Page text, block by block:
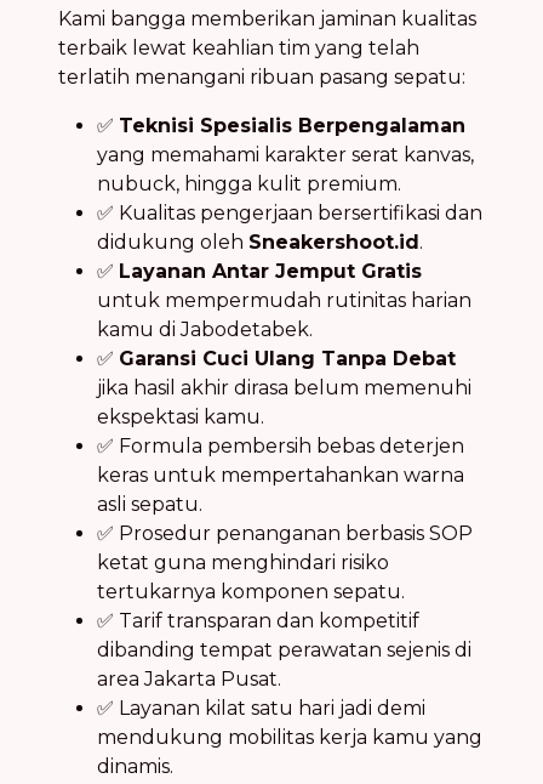
Kami bangga memberikan jaminan kualitas
terbaik lewat keahlian tim yang telah
terlatih menangani ribuan pasang sepatu:
✅ Teknisi Spesialis Berpengalaman
yang memahami karakter serat kanvas,
nubuck, hingga kulit premium.
✅ Kualitas pengerjaan bersertifikasi dan
didukung oleh Sneakershoot.id.
✅ Layanan Antar Jemput Gratis
untuk mempermudah rutinitas harian
kamu di Jabodetabek.
✅ Garansi Cuci Ulang Tanpa Debat
jika hasil akhir dirasa belum memenuhi
ekspektasi kamu.
✅ Formula pembersih bebas deterjen
keras untuk mempertahankan warna
asli sepatu.
✅ Prosedur penanganan berbasis SOP
ketat guna menghindari risiko
tertukarnya komponen sepatu.
✅ Tarif transparan dan kompetitif
dibanding tempat perawatan sejenis di
area Jakarta Pusat.
✅ Layanan kilat satu hari jadi demi
mendukung mobilitas kerja kamu yang
dinamis.